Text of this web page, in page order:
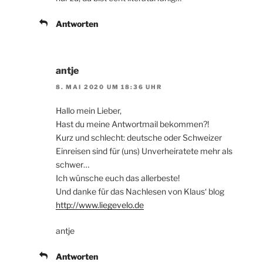
Antworten
antje
8. MAI 2020 UM 18:36 UHR
Hallo mein Lieber,
Hast du meine Antwortmail bekommen?!
Kurz und schlecht: deutsche oder Schweizer
Einreisen sind für (uns) Unverheiratete mehr als
schwer…
Ich wünsche euch das allerbeste!
Und danke für das Nachlesen von Klaus‘ blog
http://www.liegevelo.de
antje
Antworten